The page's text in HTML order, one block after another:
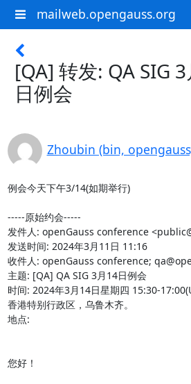
mailweb.opengauss.org
[QA] 转发: QA SIG
日例会
Zhoubin (bin,
例会今天下午3/14(如期举行)
-----原始约会-----
发件人: openGauss conference
发送时间: 2024年3月11日 11:16
收件人: openGauss conference;
主题: [QA] QA SIG 3月14日例会
时间: 2024年3月14日星期四 15:30-
香港特别行政区，乌鲁木齐。
地点:
您好！